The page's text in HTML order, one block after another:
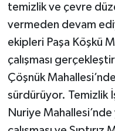
temizlik ve çevre
vermeden devam
ekipleri Paşa Köşkü
çalışması
Çöşnük
sürdürüyor. Temizlik
Nuriye Mahallesi’nde